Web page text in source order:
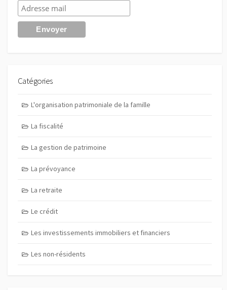
Catégories
L'organisation patrimoniale de la famille
La fiscalité
La gestion de patrimoine
La prévoyance
La retraite
Le crédit
Les investissements immobiliers et financiers
Les non-résidents